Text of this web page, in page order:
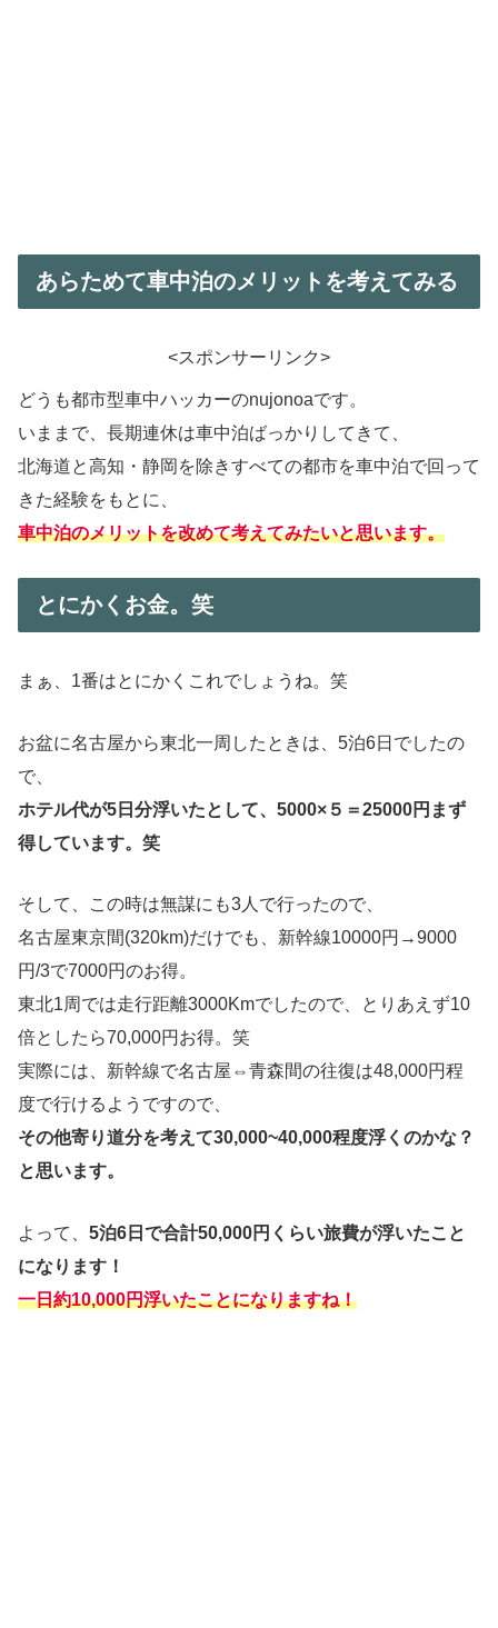
あらためて車中泊のメリットを考えてみる
<スポンサーリンク>
どうも都市型車中ハッカーのnujonoaです。
いままで、長期連休は車中泊ばっかりしてきて、
北海道と高知・静岡を除きすべての都市を車中泊で回って
きた経験をもとに、
車中泊のメリットを改めて考えてみたいと思います。
とにかくお金。笑
まぁ、1番はとにかくこれでしょうね。笑
お盆に名古屋から東北一周したときは、5泊6日でしたの
で、
ホテル代が5日分浮いたとして、5000×５＝25000円まず
得しています。笑
そして、この時は無謀にも3人で行ったので、
名古屋東京間(320km)だけでも、新幹線10000円→9000
円/3で7000円のお得。
東北1周では走行距離3000Kmでしたので、とりあえず10
倍としたら70,000円お得。笑
実際には、新幹線で名古屋⇔青森間の往復は48,000円程
度で行けるようですので、
その他寄り道分を考えて30,000~40,000程度浮くのかな？
と思います。
よって、 5泊6日で合計50,000円くらい旅費が浮いたこと
になります！
一日約10,000円浮いたことになりますね！